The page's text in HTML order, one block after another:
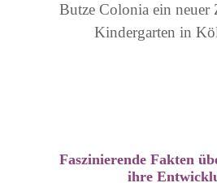
Butze Colonia ein neuer
Kindergarten in
Faszinierende Fakten
ihre